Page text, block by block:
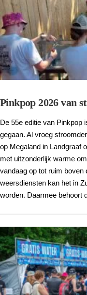
Pinkpop 2026 van
De 55e editie van Pinkpop
gegaan. Al vroeg
op Megaland in Landgraaf
met uitzonderlijk warme
vandaag op tot ruim boven
weersdiensten kan het in
worden. Daarmee behoort